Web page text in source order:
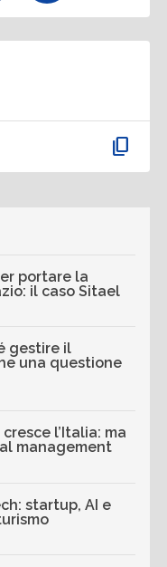
content_copy
portare la
il caso Sitael
gestire il
una questione
l’Italia: ma
management
startup, AI e